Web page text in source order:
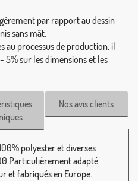
par rapport au dessin
sans mât.
au processus de production, il
sur les dimensions et les
Nos avis clients
polyester et diverses
Particulièrement adapté
et fabriqués en Europe.